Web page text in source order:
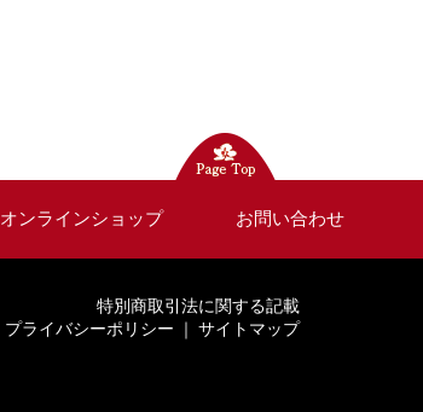
オンラインショップ お問い合わせ
特別商取引法に関する記載
プライバシーポリシー ｜ サイトマップ